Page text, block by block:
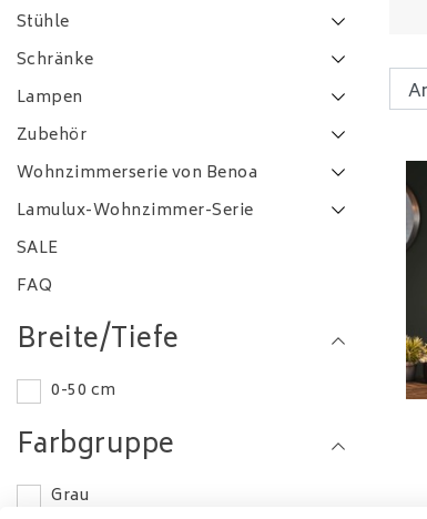
Stühle
Schränke
Lampen
Zubehör
Wohnzimmerserie von Benoa
Lamulux-Wohnzimmer-Serie
SALE
FAQ
Breite/Tiefe
0-50 cm
Farbgruppe
Grau